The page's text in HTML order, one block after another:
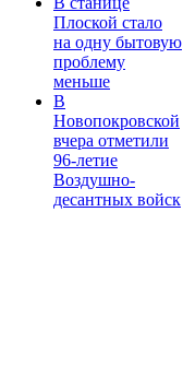
Плоской стало
на одну бытовую
проблему
меньше
В
Новопокровской
вчера отметили
96-летие
Воздушно-
десантных войск